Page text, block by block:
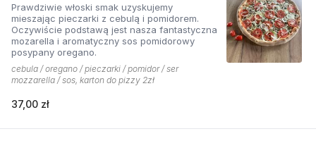
Prawdziwie włoski smak uzyskujemy
mieszając pieczarki z cebulą i pomidorem.
Oczywiście podstawą jest nasza fantastyczna
mozarella i aromatyczny sos pomidorowy
posypany oregano.
cebula / oregano / pieczarki / pomidor / ser
mozzarella / sos, karton do pizzy 2zł
37,00 zł